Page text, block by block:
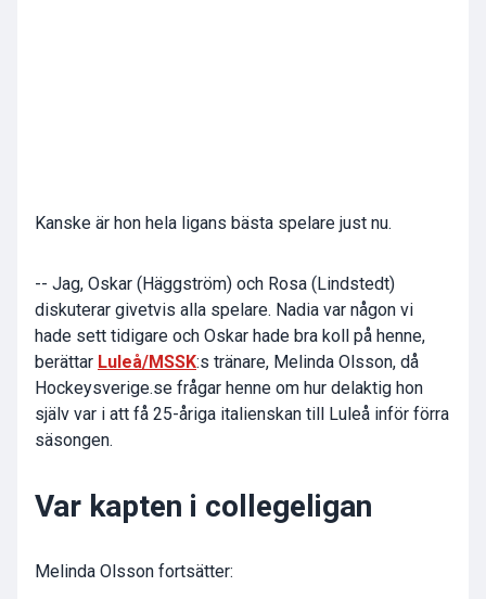
Kanske är hon hela ligans bästa spelare just nu.
-- Jag, Oskar (Häggström) och Rosa (Lindstedt)
diskuterar givetvis alla spelare. Nadia var någon vi
hade sett tidigare och Oskar hade bra koll på henne,
berättar Luleå/MSSK:s tränare, Melinda Olsson, då
Hockeysverige.se frågar henne om hur delaktig hon
själv var i att få 25-åriga italienskan till Luleå inför förra
säsongen.
Var kapten i collegeligan
Melinda Olsson fortsätter: